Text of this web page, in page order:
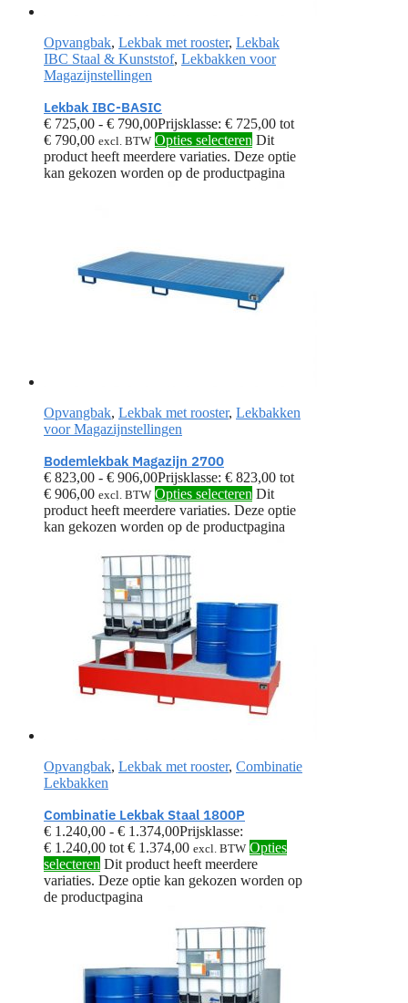
Opvangbak, Lekbak met rooster, Lekbak
IBC Staal & Kunststof, Lekbakken voor
Magazijnstellingen
Lekbak IBC-BASIC
€ 725,00 - € 790,00Prijsklasse: € 725,00 tot
€ 790,00 excl. BTW Opties selecteren Dit
product heeft meerdere variaties. Deze optie
kan gekozen worden op de productpagina
Opvangbak, Lekbak met rooster, Lekbakken
voor Magazijnstellingen
Bodemlekbak Magazijn 2700
€ 823,00 - € 906,00Prijsklasse: € 823,00 tot
€ 906,00 excl. BTW Opties selecteren Dit
product heeft meerdere variaties. Deze optie
kan gekozen worden op de productpagina
Opvangbak, Lekbak met rooster, Combinatie
Lekbakken
Combinatie Lekbak Staal 1800P
€ 1.240,00 - € 1.374,00Prijsklasse:
€ 1.240,00 tot € 1.374,00 excl. BTW Opties
selecteren Dit product heeft meerdere
variaties. Deze optie kan gekozen worden op
de productpagina